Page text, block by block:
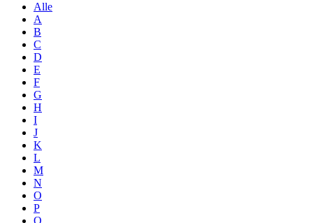
Alle
A
B
C
D
E
F
G
H
I
J
K
L
M
N
O
P
Q